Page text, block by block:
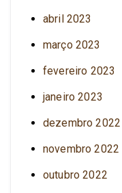
abril 2023
março 2023
fevereiro 2023
janeiro 2023
dezembro 2022
novembro 2022
outubro 2022